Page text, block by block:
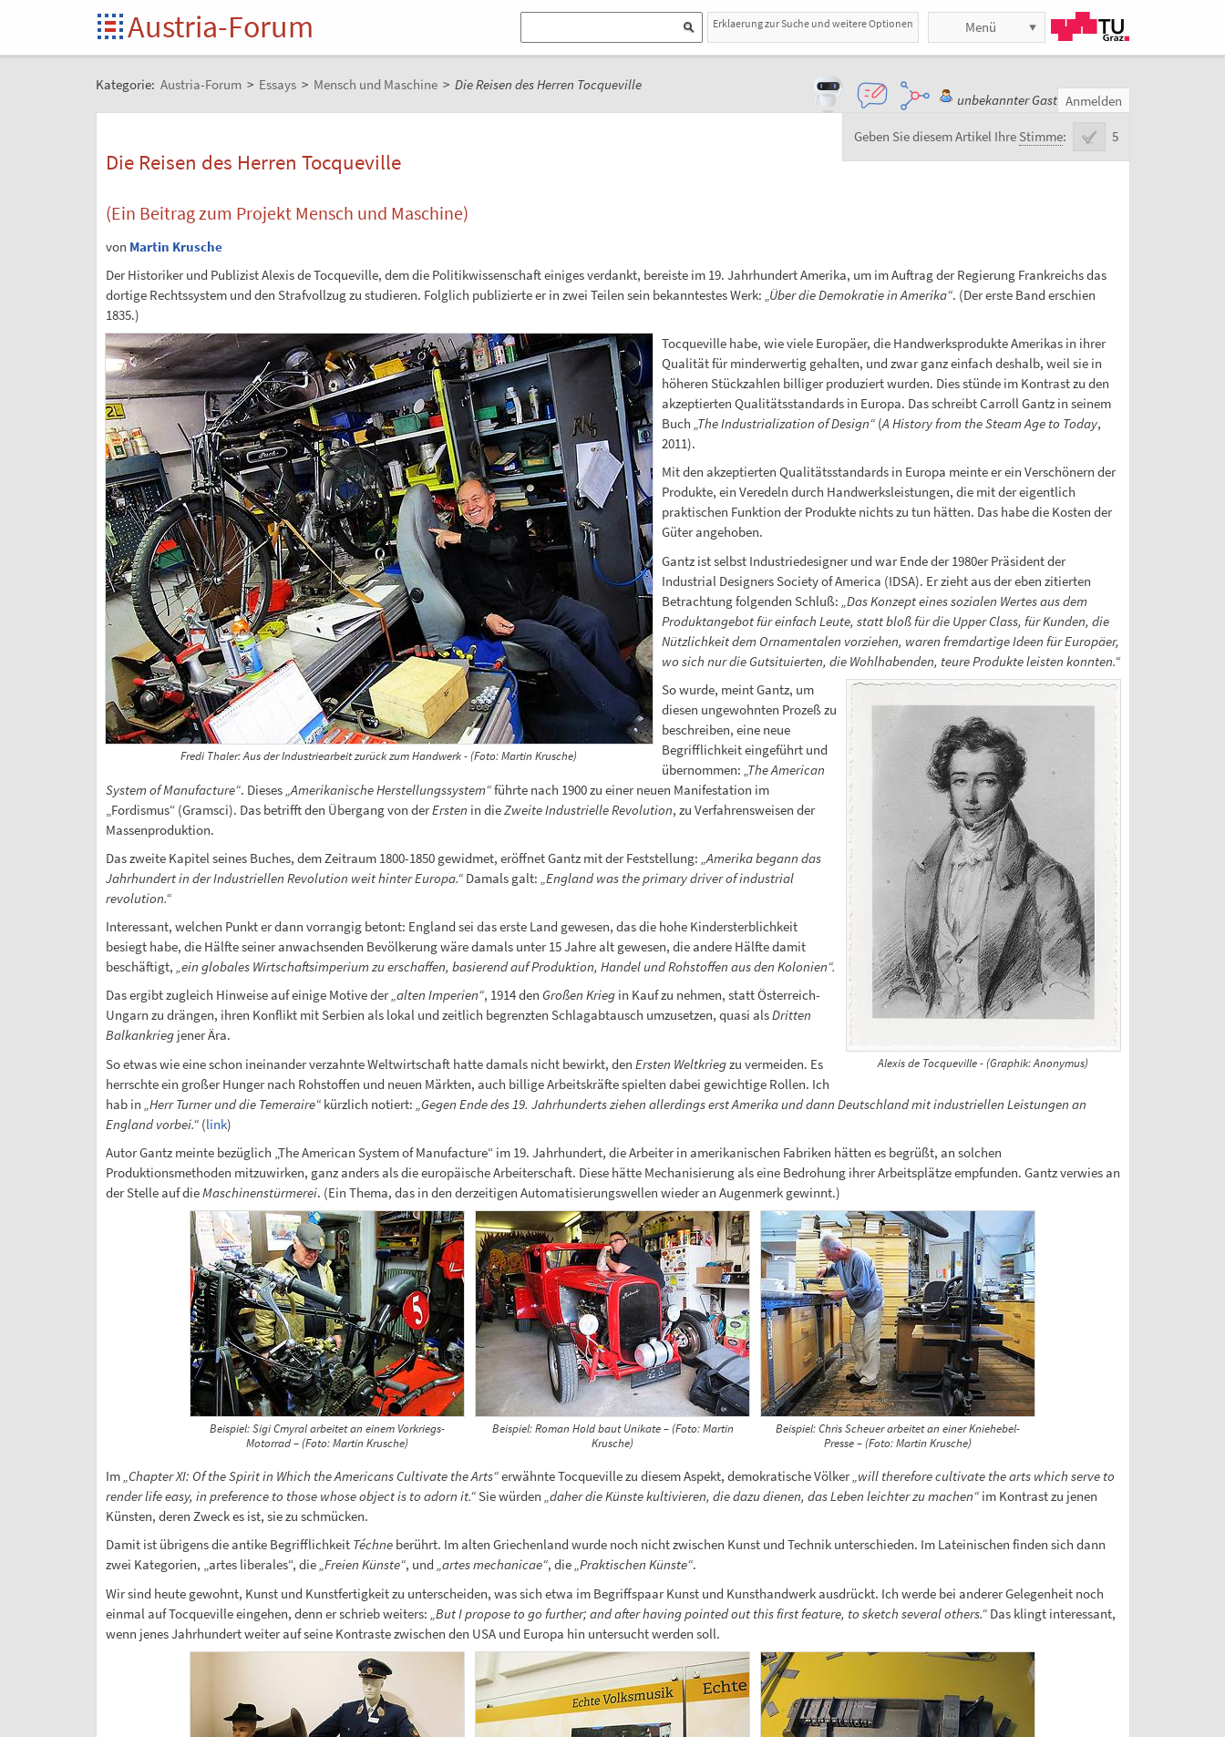
Austria-Forum Erklaerung zur Suche und weitere Optionen Menü
Kategorie: Austria-Forum > Essays > Mensch und Maschine > Die Reisen des Herren Tocqueville
unbekannter Gast Anmelden
Geben Sie diesem Artikel Ihre Stimme: 5
Die Reisen des Herren Tocqueville
(Ein Beitrag zum Projekt Mensch und Maschine)
von Martin Krusche
Der Historiker und Publizist Alexis de Tocqueville, dem die Politikwissenschaft einiges verdankt, bereiste im 19. Jahrhundert Amerika, um im Auftrag der Regierung Frankreichs das
dortige Rechtssystem und den Strafvollzug zu studieren. Folglich publizierte er in zwei Teilen sein bekanntestes Werk: „Über die Demokratie in Amerika“. (Der erste Band erschien
1835.)
Fredi Thaler: Aus der Industriearbeit zurück zum Handwerk - (Foto: Martin Krusche)
Tocqueville habe, wie viele Europäer, die Handwerksprodukte Amerikas in ihrer
Qualität für minderwertig gehalten, und zwar ganz einfach deshalb, weil sie in
höheren Stückzahlen billiger produziert wurden. Dies stünde im Kontrast zu den
akzeptierten Qualitätsstandards in Europa. Das schreibt Carroll Gantz in seinem
Buch „The Industrialization of Design“(A History from the Steam Age to Today,
2011).
Mit den akzeptierten Qualitätsstandards in Europa meinte er ein Verschönern der
Produkte, ein Veredeln durch Handwerksleistungen, die mit der eigentlich
praktischen Funktion der Produkte nichts zu tun hätten. Das habe die Kosten der
Güter angehoben.
Gantz ist selbst Industriedesigner und war Ende der 1980er Präsident der
Industrial Designers Society of America (IDSA). Er zieht aus der eben zitierten
Betrachtung folgenden Schluß: „Das Konzept eines sozialen Wertes aus dem
Produktangebot für einfach Leute, statt bloß für die Upper Class, für Kunden, die
Nützlichkeit dem Ornamentalen vorziehen, waren fremdartige Ideen für Europäer,
wo sich nur die Gutsituierten, die Wohlhabenden, teure Produkte leisten konnten.“
Alexis de Tocqueville - (Graphik: Anonymus)
So wurde, meint Gantz, um
diesen ungewohnten Prozeß zu
beschreiben, eine neue
Begrifflichkeit eingeführt und
übernommen: „The American
System of Manufacture“. Dieses „Amerikanische Herstellungssystem“führte nach 1900 zu einer neuen Manifestation im
„Fordismus“ (Gramsci). Das betrifft den Übergang von derErsten in dieZweite Industrielle Revolution, zu Verfahrensweisen der
Massenproduktion.
Das zweite Kapitel seines Buches, dem Zeitraum 1800-1850 gewidmet, eröffnet Gantz mit der Feststellung: „Amerika begann das
Jahrhundert in der Industriellen Revolution weit hinter Europa.“Damals galt: „England was the primary driver of industrial
revolution.“
Interessant, welchen Punkt er dann vorrangig betont: England sei das erste Land gewesen, das die hohe Kindersterblichkeit
besiegt habe, die Hälfte seiner anwachsenden Bevölkerung wäre damals unter 15 Jahre alt gewesen, die andere Hälfte damit
beschäftigt, „ein globales Wirtschaftsimperium zu erschaffen, basierend auf Produktion, Handel und Rohstoffen aus den Kolonien“.
Das ergibt zugleich Hinweise auf einige Motive der„alten Imperien“, 1914 den Großen Kriegin Kauf zu nehmen, statt Österreich-
Ungarn zu drängen, ihren Konflikt mit Serbien als lokal und zeitlich begrenzten Schlagabtausch umzusetzen, quasi alsDritten
Balkankriegjener Ära.
So etwas wie eine schon ineinander verzahnte Weltwirtschaft hatte damals nicht bewirkt, den Ersten Weltkriegzu vermeiden. Es
herrschte ein großer Hunger nach Rohstoffen und neuen Märkten, auch billige Arbeitskräfte spielten dabei gewichtige Rollen. Ich
hab in „Herr Turner und die Temeraire“kürzlich notiert: „Gegen Ende des 19. Jahrhunderts ziehen allerdings erst Amerika und dann Deutschland mit industriellen Leistungen an
England vorbei.“(link)
Autor Gantz meinte bezüglich „The American System of Manufacture“ im 19. Jahrhundert, die Arbeiter in amerikanischen Fabriken hätten es begrüßt, an solchen
Produktionsmethoden mitzuwirken, ganz anders als die europäische Arbeiterschaft. Diese hätte Mechanisierung als eine Bedrohung ihrer Arbeitsplätze empfunden. Gantz verwies an
der Stelle auf dieMaschinenstürmerei. (Ein Thema, das in den derzeitigen Automatisierungswellen wieder an Augenmerk gewinnt.)
Beispiel: Sigi Cmyral arbeitet an einem Vorkriegs-
Motorrad – (Foto: Martin Krusche)
Beispiel: Roman Hold baut Unikate – (Foto: Martin
Krusche)
Beispiel: Chris Scheuer arbeitet an einer Kniehebel-
Presse – (Foto: Martin Krusche)
Im„Chapter XI: Of the Spirit in Which the Americans Cultivate the Arts“erwähnte Tocqueville zu diesem Aspekt, demokratische Völker„will therefore cultivate the arts which serve to
render life easy, in preference to those whose object is to adorn it.“Sie würden „daher die Künste kultivieren, die dazu dienen, das Leben leichter zu machen“im Kontrast zu jenen
Künsten, deren Zweck es ist, sie zu schmücken.
Damit ist übrigens die antike Begrifflichkeit Téchne berührt. Im alten Griechenland wurde noch nicht zwischen Kunst und Technik unterschieden. Im Lateinischen finden sich dann
zwei Kategorien, „artes liberales“, die„Freien Künste“, und „artes mechanicae“, die„Praktischen Künste“.
Wir sind heute gewohnt, Kunst und Kunstfertigkeit zu unterscheiden, was sich etwa im Begriffspaar Kunst und Kunsthandwerk ausdrückt. Ich werde bei anderer Gelegenheit noch
einmal auf Tocqueville eingehen, denn er schrieb weiters: „But I propose to go further; and after having pointed out this first feature, to sketch several others.“Das klingt interessant,
wenn jenes Jahrhundert weiter auf seine Kontraste zwischen den USA und Europa hin untersucht werden soll.